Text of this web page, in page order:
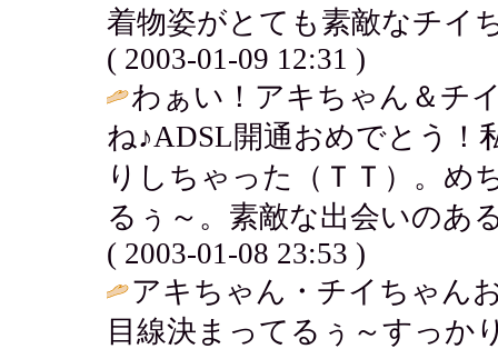
着物姿がとても素敵なチイ
( 2003-01-09 12:31 )
わぁい！アキちゃん＆チ
ね♪ADSL開通おめでとう！
りしちゃった（ＴＴ）。め
るぅ～。素敵な出会いのあ
( 2003-01-08 23:53 )
アキちゃん・チイちゃん
目線決まってるぅ～すっか